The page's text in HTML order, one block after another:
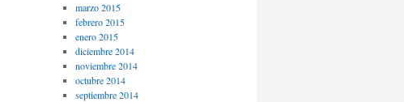
marzo 2015
febrero 2015
enero 2015
diciembre 2014
noviembre 2014
octubre 2014
septiembre 2014